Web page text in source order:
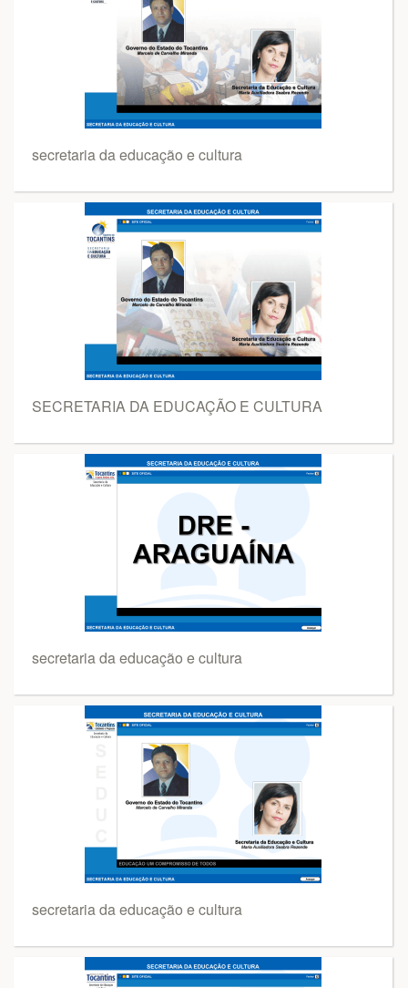
secretaria da educação e cultura
SECRETARIA DA EDUCAÇÃO E CULTURA
secretaria da educação e cultura
secretaria da educação e cultura